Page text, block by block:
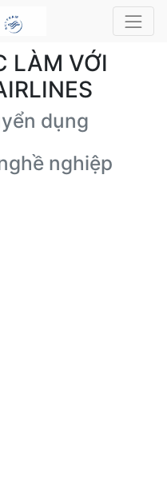
LÀM VỚI
dụng
nghiệp